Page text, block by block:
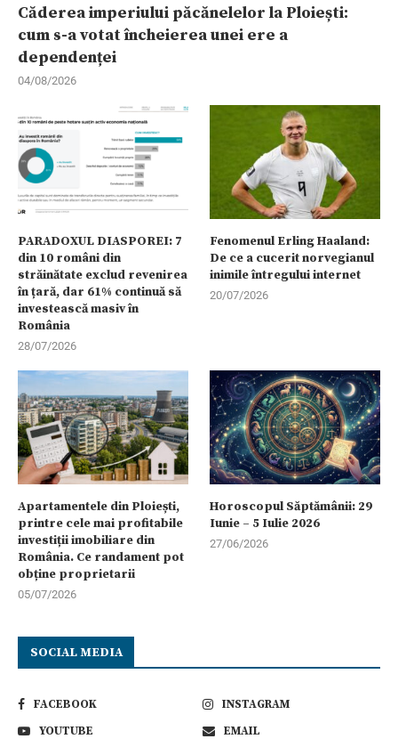
Căderea imperiului păcănelelor la Ploiești:
cum s-a votat încheierea unei ere a
dependenței
04/08/2026
PARADOXUL DIASPOREI: 7
din 10 români din
străinătate exclud revenirea
în țară, dar 61% continuă să
investească masiv în
România
28/07/2026
Fenomenul Erling Haaland:
De ce a cucerit norvegianul
inimile întregului internet
20/07/2026
Apartamentele din Ploiești,
printre cele mai profitabile
investiții imobiliare din
România. Ce randament pot
obține proprietarii
05/07/2026
Horoscopul Săptămânii: 29
Iunie – 5 Iulie 2026
27/06/2026
SOCIAL MEDIA
FACEBOOK
INSTAGRAM
YOUTUBE
EMAIL